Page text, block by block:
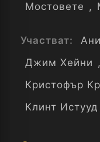
Мостовете ,
Участват:
Джим Хейни ,
Кристофър
Клинт Истууд